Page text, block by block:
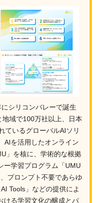
シリコンバレーで誕生
域で100万社以上、日本
ているグローバルAIソリ
AIを活用したオンライン
」を核に、学術的な根拠
ー学習プログラム「UMU
プロンプト不要であらゆ
Tools」などの提供によ
ける学習文化の醸成とパ